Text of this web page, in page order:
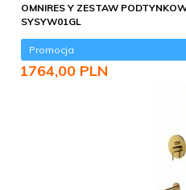
OMNIRES Y ZESTAW
SYSYW01GL
Promocja
1764,00 PLN